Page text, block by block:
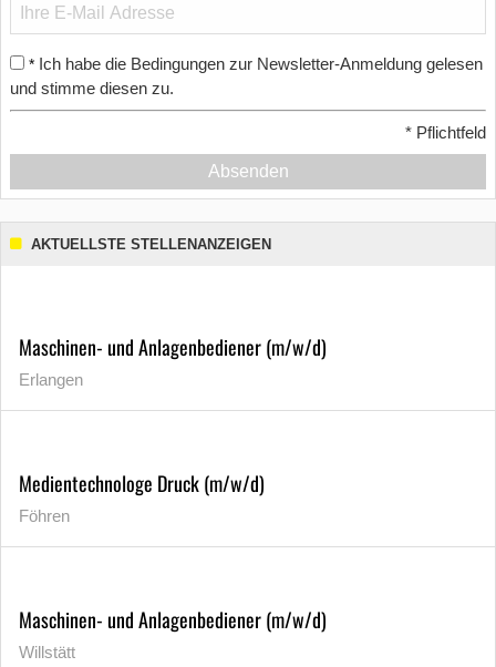
* Ich habe die Bedingungen zur Newsletter-Anmeldung gelesen
und stimme diesen zu.
* Pflichtfeld
Absenden
AKTUELLSTE STELLENANZEIGEN
Maschinen- und Anlagenbediener (m/w/d)
Erlangen
Medientechnologe Druck (m/w/d)
Föhren
Maschinen- und Anlagenbediener (m/w/d)
Willstätt